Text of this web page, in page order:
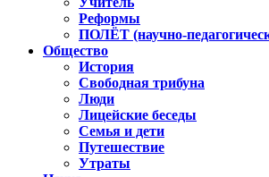
Реформы
ПОЛЁТ (научно-
Общество
История
Свободная трибуна
Люди
Лицейские беседы
Семья и дети
Путешествие
Утраты